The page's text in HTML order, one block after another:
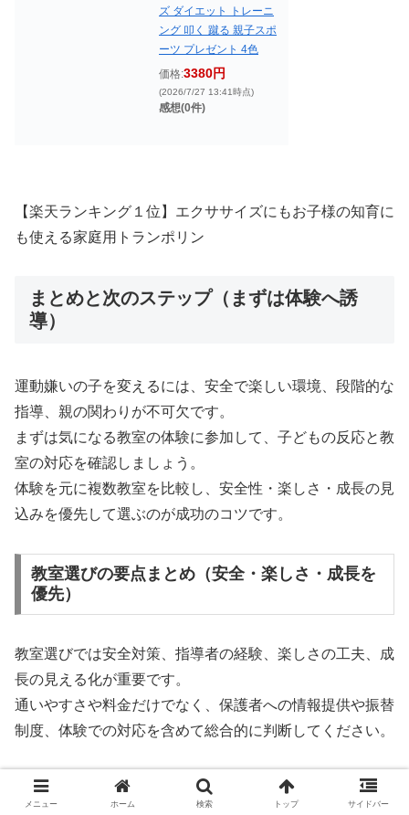
ズ ダイエット トレーニ
ング 叩く 蹴る 親子スポ
ーツ プレゼント 4色
価格:3380円
(2026/7/27 13:41時点)
感想(0件)
【楽天ランキング１位】エクササイズにもお子様の知育に
も使える家庭用トランポリン
まとめと次のステップ（まずは体験へ誘
導）
運動嫌いの子を変えるには、安全で楽しい環境、段階的な
指導、親の関わりが不可欠です。
まずは気になる教室の体験に参加して、子どもの反応と教
室の対応を確認しましょう。
体験を元に複数教室を比較し、安全性・楽しさ・成長の見
込みを優先して選ぶのが成功のコツです。
教室選びの要点まとめ（安全・楽しさ・成長を
優先）
教室選びでは安全対策、指導者の経験、楽しさの工夫、成
長の見える化が重要です。
通いやすさや料金だけでなく、保護者への情報提供や振替
制度、体験での対応を含めて総合的に判断してください。
安全対策と救急対応が整っているか
子どもが楽しめる工夫がされているか
メニュー ホーム 検索 トップ サイドバー